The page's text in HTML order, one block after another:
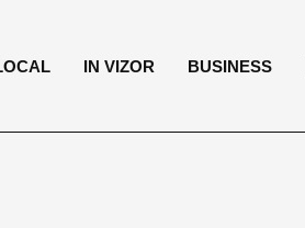
IN VIZOR BUSINESS